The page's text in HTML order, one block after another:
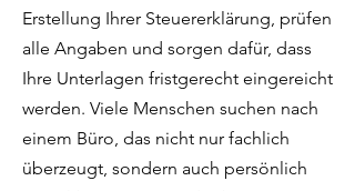
Erstellung Ihrer Steuererklärung, prüfen
alle Angaben und sorgen dafür, dass
Ihre Unterlagen fristgerecht eingereicht
werden. Viele Menschen suchen nach
einem Büro, das nicht nur fachlich
überzeugt, sondern auch persönlich